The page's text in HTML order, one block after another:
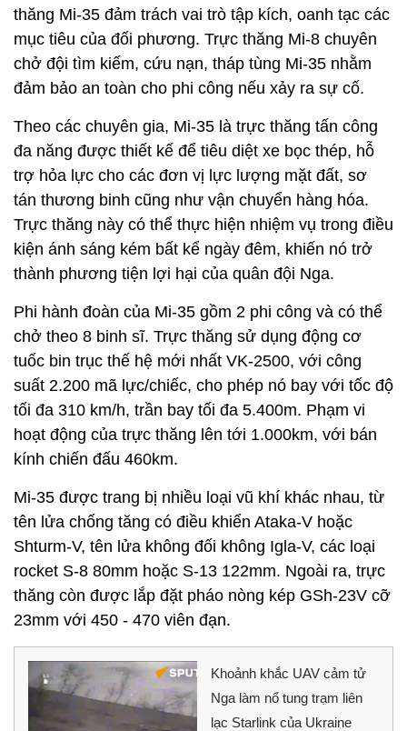
thăng Mi-35 đảm trách vai trò tập kích, oanh tạc các
mục tiêu của đối phương. Trực thăng Mi-8 chuyên
chở đội tìm kiếm, cứu nạn, tháp tùng Mi-35 nhằm
đảm bảo an toàn cho phi công nếu xảy ra sự cố.
Theo các chuyên gia, Mi-35 là trực thăng tấn công
đa năng được thiết kế để tiêu diệt xe bọc thép, hỗ
trợ hỏa lực cho các đơn vị lực lượng mặt đất, sơ
tán thương binh cũng như vận chuyển hàng hóa.
Trực thăng này có thể thực hiện nhiệm vụ trong điều
kiện ánh sáng kém bất kể ngày đêm, khiến nó trở
thành phương tiện lợi hại của quân đội Nga.
Phi hành đoàn của Mi-35 gồm 2 phi công và có thể
chở theo 8 binh sĩ. Trực thăng sử dụng động cơ
tuốc bin trục thế hệ mới nhất VK-2500, với công
suất 2.200 mã lực/chiếc, cho phép nó bay với tốc độ
tối đa 310 km/h, trần bay tối đa 5.400m. Phạm vi
hoạt động của trực thăng lên tới 1.000km, với bán
kính chiến đấu 460km.
Mi-35 được trang bị nhiều loại vũ khí khác nhau, từ
tên lửa chống tăng có điều khiển Ataka-V hoặc
Shturm-V, tên lửa không đối không Igla-V, các loại
rocket S-8 80mm hoặc S-13 122mm. Ngoài ra, trực
thăng còn được lắp đặt pháo nòng kép GSh-23V cỡ
23mm với 450 - 470 viên đạn.
Khoảnh khắc UAV cảm tử
Nga làm nổ tung trạm liên
lạc Starlink của Ukraine